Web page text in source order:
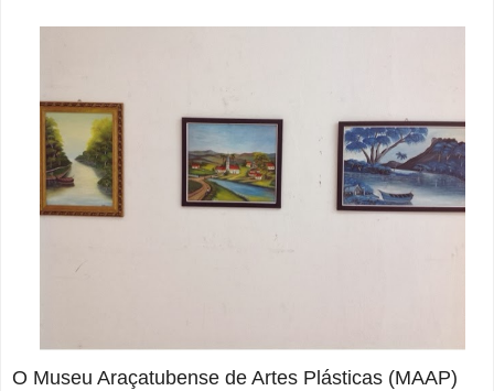
O Museu Araçatubense de Artes Plásticas (MAAP)